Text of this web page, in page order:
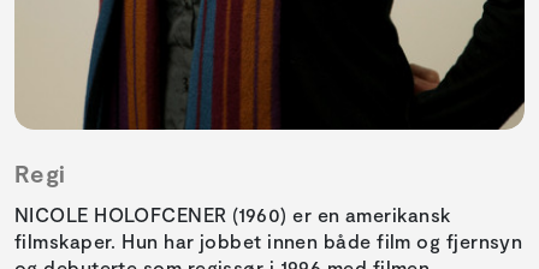
Regi
NICOLE HOLOFCENER (1960) er en amerikansk
filmskaper. Hun har jobbet innen både film og fjernsyn